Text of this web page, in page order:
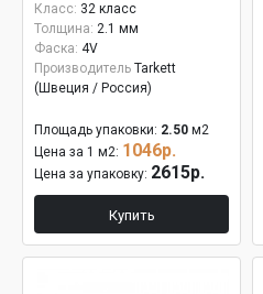
Класс: 32 класс
Толщина: 2.1 мм
Фаска: 4V
Производитель Tarkett
(Швеция / Россия)
Площадь упаковки: 2.50 м2
Цена за 1 м2: 1046р.
Цена за упаковку: 2615р.
Купить